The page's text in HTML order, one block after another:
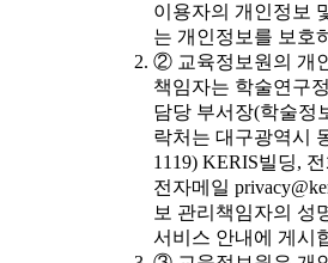
이용자의 개인정보
는 개인정보를 보호
② 교육정보원의 개
책임자는 학술연구
담당 부서장(학술정
락처는 대구광역시
1119) KERIS빌딩,
전자메일
보 관리책임자의 성
서비스 안내에 게시